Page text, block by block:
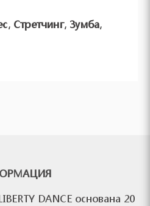
Стретчинг, Зумба,
DANCE основана 20